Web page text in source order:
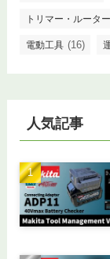
トリマー・ルーター
電動工具 (16)
人気記事